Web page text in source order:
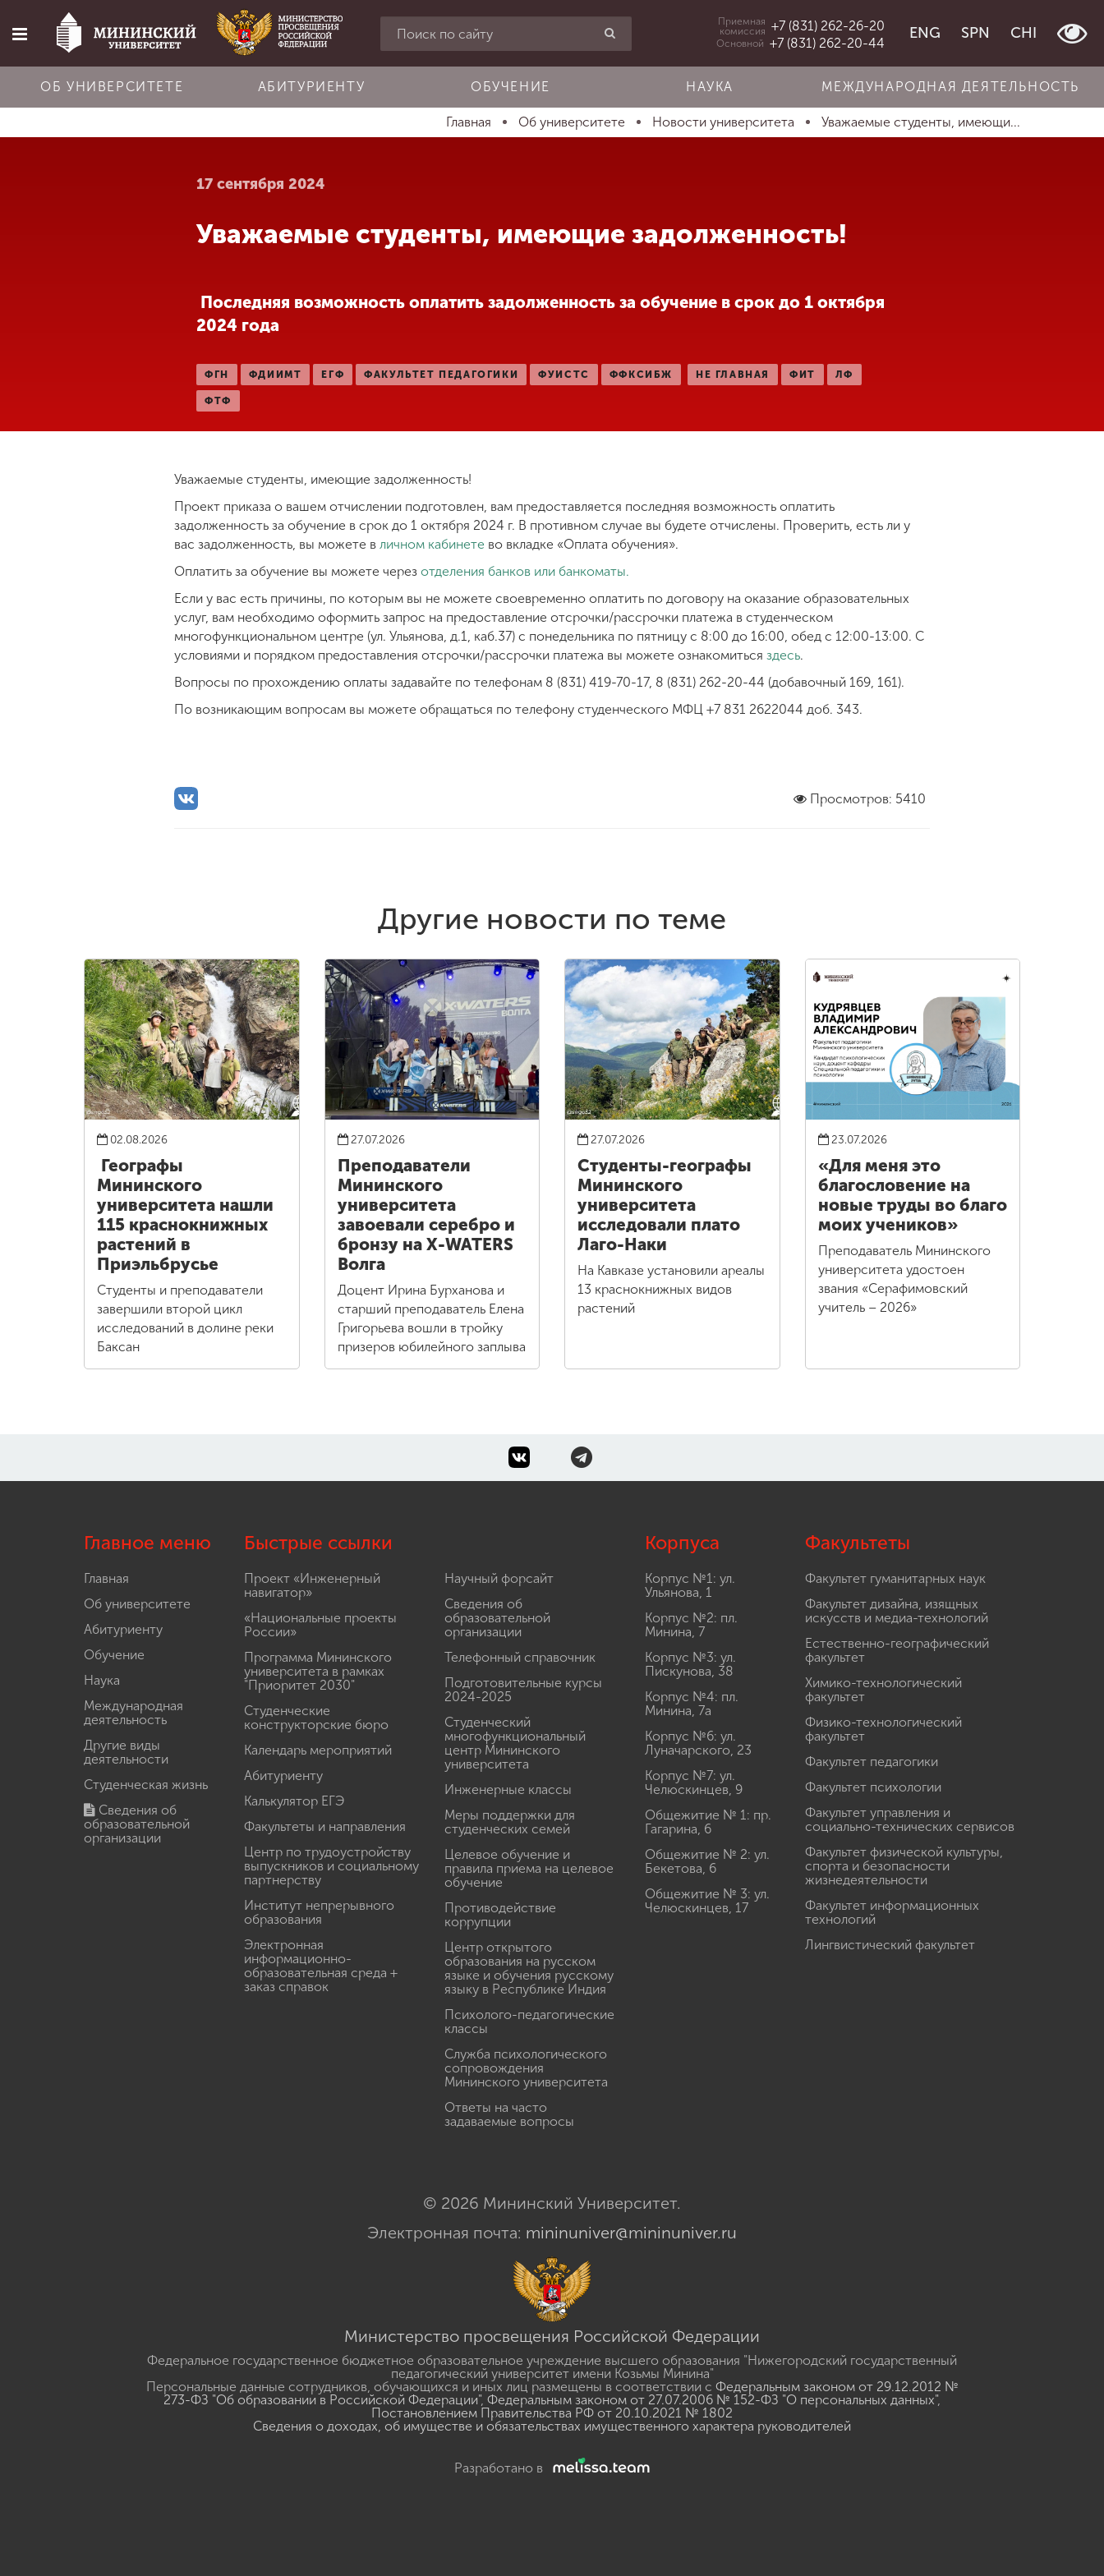
Главная
Приемная
комиссия +7 (831) 262-26-20
Основной +7 (831) 262-20-44
ENG SPN CHI
ОБ УНИВЕРСИТЕТЕ АБИТУРИЕНТУ ОБУЧЕНИЕ НАУКА МЕЖДУНАРОДНАЯ ДЕЯТЕЛЬНОСТЬ
Главная Об университете Новости университета Уважаемые студенты, имеющи...
17 сентября 2024
Уважаемые студенты, имеющие задолженность!
Последняя возможность оплатить задолженность за обучение в срок до 1 октября
2024 года
ФГН ФДИИМТ ЕГФ ФАКУЛЬТЕТ ПЕДАГОГИКИ ФУИСТС ФФКСИБЖ НЕ ГЛАВНАЯ ФИТ ЛФ
ФТФ
Уважаемые студенты, имеющие задолженность!
Проект приказа о вашем отчислении подготовлен, вам предоставляется последняя возможность оплатить
задолженность за обучение в срок до 1 октября 2024 г. В противном случае вы будете отчислены. Проверить, есть ли у
вас задолженность, вы можете в личном кабинете во вкладке «Оплата обучения».
Оплатить за обучение вы можете через отделения банков или банкоматы.
Если у вас есть причины, по которым вы не можете своевременно оплатить по договору на оказание образовательных
услуг, вам необходимо оформить запрос на предоставление отсрочки/рассрочки платежа в студенческом
многофункциональном центре (ул. Ульянова, д.1, каб.37) с понедельника по пятницу с 8:00 до 16:00, обед с 12:00-13:00. С
условиями и порядком предоставления отсрочки/рассрочки платежа вы можете ознакомиться здесь.
Вопросы по прохождению оплаты задавайте по телефонам 8 (831) 419-70-17, 8 (831) 262-20-44 (добавочный 169, 161).
По возникающим вопросам вы можете обращаться по телефону студенческого МФЦ +7 831 2622044 доб. 343.
Просмотров: 5410
Другие новости по теме
02.08.2026
Географы
Мининского
университета нашли
115 краснокнижных
растений в
Приэльбрусье
Студенты и преподаватели
завершили второй цикл
исследований в долине реки
Баксан
27.07.2026
Преподаватели
Мининского
университета
завоевали серебро и
бронзу на X-WATERS
Волга
Доцент Ирина Бурханова и
старший преподаватель Елена
Григорьева вошли в тройку
призеров юбилейного заплыва
27.07.2026
Студенты-географы
Мининского
университета
исследовали плато
Лаго-Наки
На Кавказе установили ареалы
13 краснокнижных видов
растений
23.07.2026
«Для меня это
благословение на
новые труды во благо
моих учеников»
Преподаватель Мининского
университета удостоен
звания «Серафимовский
учитель – 2026»
Главное меню
Главная
Об университете
Абитуриенту
Обучение
Наука
Международная
деятельность
Другие виды
деятельности
Студенческая жизнь
Сведения об
образовательной
организации
Быстрые ссылки
Проект «Инженерный
навигатор»
«Национальные проекты
России»
Программа Мининского
университета в рамках
"Приоритет 2030"
Студенческие
конструкторские бюро
Календарь мероприятий
Абитуриенту
Калькулятор ЕГЭ
Факультеты и направления
Центр по трудоустройству
выпускников и социальному
партнерству
Институт непрерывного
образования
Электронная
информационно-
образовательная среда +
заказ справок
Научный форсайт
Сведения об
образовательной
организации
Телефонный справочник
Подготовительные курсы
2024-2025
Студенческий
многофункциональный
центр Мининского
университета
Инженерные классы
Меры поддержки для
студенческих семей
Целевое обучение и
правила приема на целевое
обучение
Противодействие
коррупции
Центр открытого
образования на русском
языке и обучения русскому
языку в Республике Индия
Психолого-педагогические
классы
Служба психологического
сопровождения
Мининского университета
Ответы на часто
задаваемые вопросы
Корпуса
Корпус №1: ул.
Ульянова, 1
Корпус №2: пл.
Минина, 7
Корпус №3: ул.
Пискунова, 38
Корпус №4: пл.
Минина, 7а
Корпус №6: ул.
Луначарского, 23
Корпус №7: ул.
Челюскинцев, 9
Общежитие № 1: пр.
Гагарина, 6
Общежитие № 2: ул.
Бекетова, 6
Общежитие № 3: ул.
Челюскинцев, 17
Факультеты
Факультет гуманитарных наук
Факультет дизайна, изящных
искусств и медиа-технологий
Естественно-географический
факультет
Химико-технологический
факультет
Физико-технологический
факультет
Факультет педагогики
Факультет психологии
Факультет управления и
социально-технических сервисов
Факультет физической культуры,
спорта и безопасности
жизнедеятельности
Факультет информационных
технологий
Лингвистический факультет
© 2026 Мининский Университет.
Электронная почта: mininuniver@mininuniver.ru
Министерство просвещения Российской Федерации
Федеральное государственное бюджетное образовательное учреждение высшего образования "Нижегородский государственный
педагогический университет имени Козьмы Минина"
Персональные данные сотрудников, обучающихся и иных лиц размещены в соответствии с Федеральным законом от 29.12.2012 №
273-ФЗ "Об образовании в Российской Федерации", Федеральным законом от 27.07.2006 № 152-ФЗ "О персональных данных",
Постановлением Правительства РФ от 20.10.2021 № 1802
Сведения о доходах, об имуществе и обязательствах имущественного характера руководителей
Разработано в